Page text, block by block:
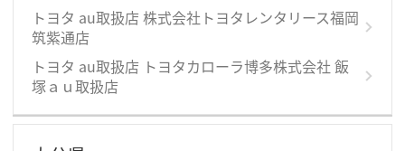
トヨタ au取扱店 株式会社トヨタレンタリース福岡
筑紫通店
トヨタ au取扱店 トヨタカローラ博多株式会社 飯
塚ａｕ取扱店